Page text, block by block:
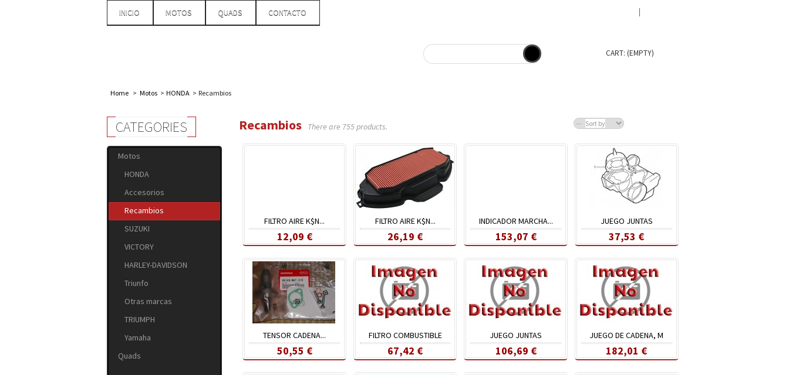
INICIO MOTOS QUADS CONTACTO
CART: (EMPTY)
Home > Motos > HONDA > Recambios
CATEGORIES
Motos
HONDA
Accesorios
Recambios
SUZUKI
VICTORY
HARLEY-DAVIDSON
Triunfo
Otras marcas
TRIUMPH
Yamaha
Quads
Recambios There are 755 products. Sort by
FILTRO AIRE K$N...
12,09 €
FILTRO AIRE K$N...
26,19 €
INDICADOR MARCHA...
153,07 €
JUEGO JUNTAS
37,53 €
TENSOR CADENA...
50,55 €
FILTRO COMBUSTIBLE
67,42 €
JUEGO JUNTAS
106,69 €
JUEGO DE CADENA, M
182,01 €